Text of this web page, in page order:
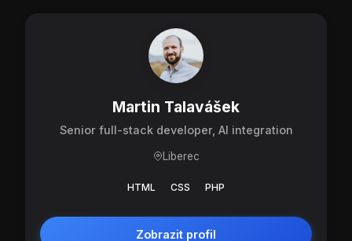
Martin Talavášek
Senior full-stack developer, AI integration
Liberec
HTML CSS PHP
Zobrazit profil